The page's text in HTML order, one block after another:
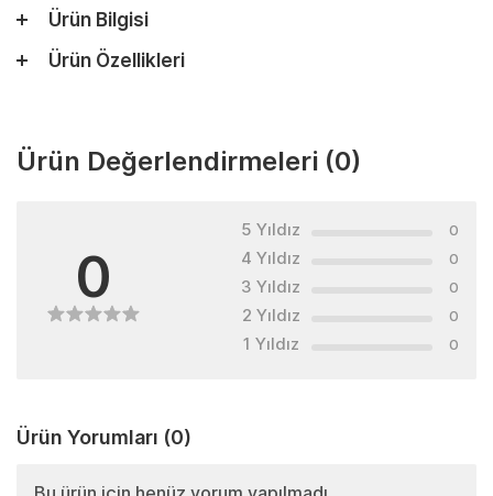
Ürün Bilgisi
Ürün Özellikleri
Ürün Değerlendirmeleri (0)
0
5 Yıldız 0
4 Yıldız 0
3 Yıldız 0
2 Yıldız 0
1 Yıldız 0
Ürün Yorumları (0)